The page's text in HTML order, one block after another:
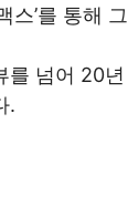
스’를 통해
를 넘어 20
.